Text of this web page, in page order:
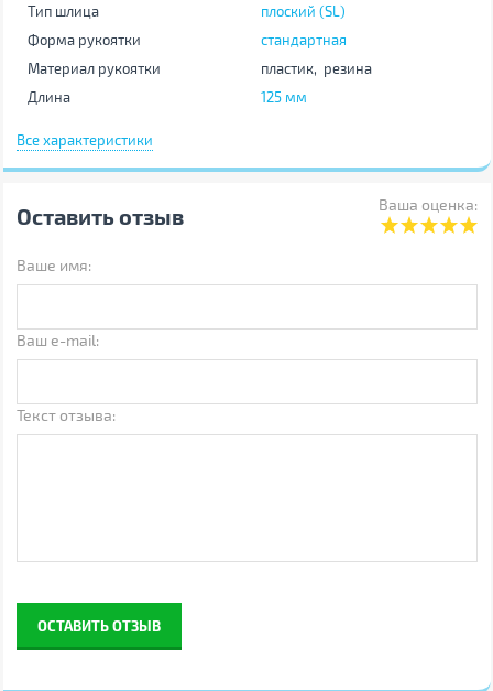
Тип шлица
плоский (SL)
Форма рукоятки
стандартная
Материал рукоятки
пластик, резина
Длина
125 мм
Количество отверток
Комплектация набора
Плоская (Slotted/SL)
Производитель
Штрихкод
6900040063918
Примечание
Производитель может
Все характеристики
Оставить отзыв Ваша оценка:
Ваше имя:
Ваш e-mail:
Текст отзыва:
ОСТАВИТЬ ОТЗЫВ